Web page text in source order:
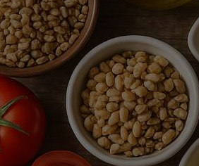
dezodorant PINIA &
50ml
28,80 zł
regularna: 30,40 zł
OLEJEK